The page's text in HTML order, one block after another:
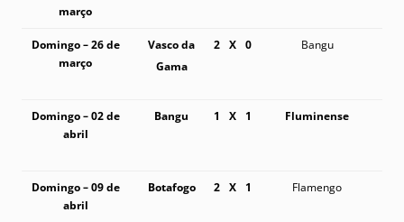
março
Domingo – 26 de
março
Vasco da
Gama
2 X 0 Bangu
Domingo – 02 de
abril
Bangu 1 X 1 Fluminense
Domingo – 09 de
abril
Botafogo 2 X 1 Flamengo